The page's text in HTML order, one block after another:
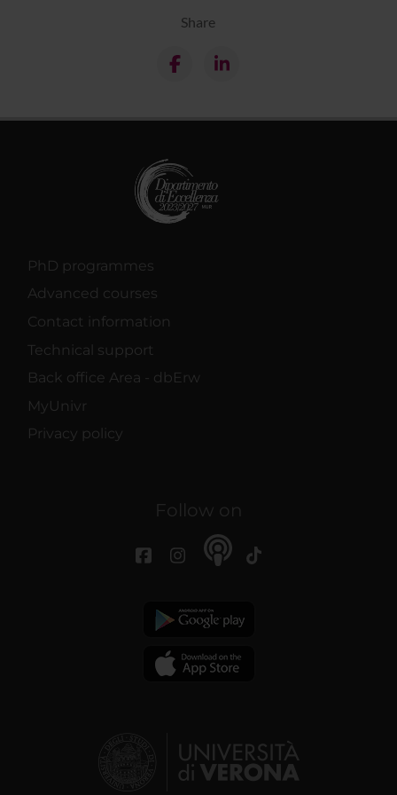
Share
PhD programmes
Advanced courses
Contact information
Technical support
Back office Area - dbErw
MyUnivr
Privacy policy
Follow on